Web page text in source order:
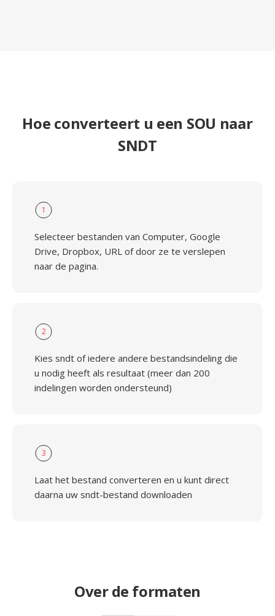
Hoe converteert u een SOU naar
SNDT
1
Selecteer bestanden van Computer, Google
Drive, Dropbox, URL of door ze te verslepen
naar de pagina.
2
Kies sndt of iedere andere bestandsindeling die
u nodig heeft als resultaat (meer dan 200
indelingen worden ondersteund)
3
Laat het bestand converteren en u kunt direct
daarna uw sndt-bestand downloaden
Over de formaten